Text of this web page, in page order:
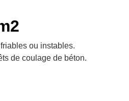
ou instables.
de coulage de béton.